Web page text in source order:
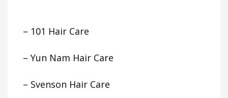
– 101 Hair Care
– Yun Nam Hair Care
– Svenson Hair Care